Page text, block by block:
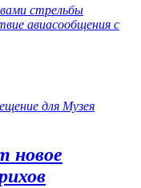
стрельбы
авиасообщения с
новое